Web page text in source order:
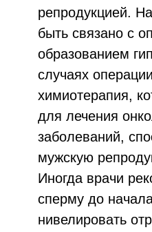
репродукцией.
быть связано с
образованием
случаях
химиотерапия,
для лечения
заболеваний,
мужскую
Иногда врачи
сперму до
нивелировать